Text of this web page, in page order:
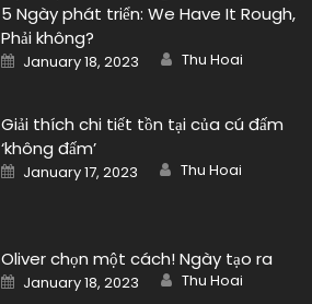
5 Ngày phát triển: We Have It Rough,
Phải không?
Posted
on
January 18, 2023 Author
Thu Hoai
Giải thích chi tiết tồn tại của cú đấm
‘không đấm’
Posted
on
January 17, 2023 Author
Thu Hoai
Oliver chọn một cách! Ngày tạo ra
Posted
on
January 18, 2023 Author
Thu Hoai